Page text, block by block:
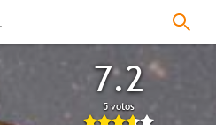
7.2
5 votos